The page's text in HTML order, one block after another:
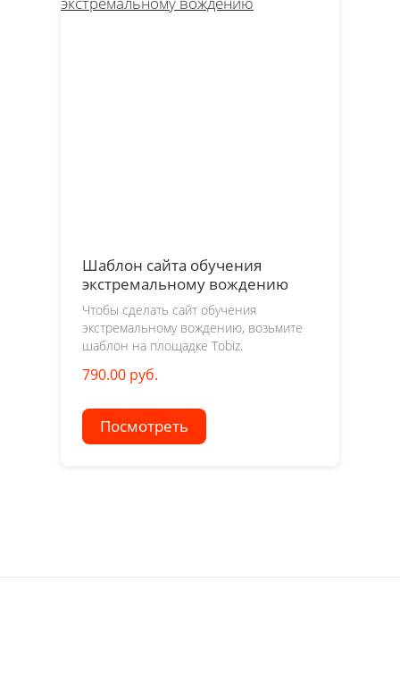
Шаблон сайта обучения
экстремальному вождению
Чтобы сделать сайт обучения
экстремальному вождению, возьмите
шаблон на площадке Tobiz.
790.00 руб.
Посмотреть